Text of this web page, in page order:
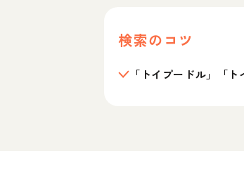
検索のコツ
「トイプードル」「